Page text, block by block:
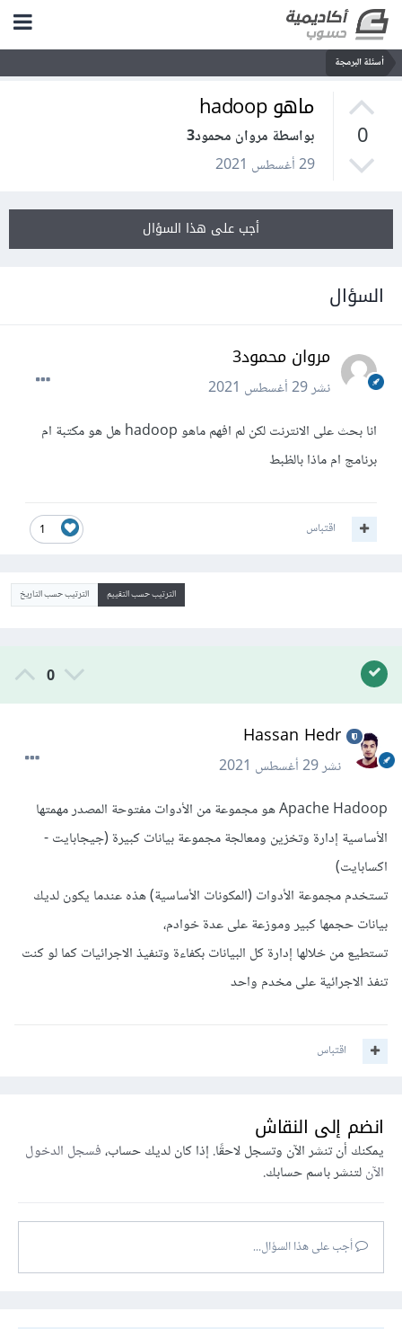
أسئلة البرمجة
0
ماهو hadoop
بواسطة مروان محمود3
29 أغسطس 2021
أجب على هذا السؤال
السؤال
مروان محمود3
نشر29 أغسطس 2021
انا بحث على الانترنت لكن لم افهم ماهو hadoop هل هو مكتبة ام
برنامج ام ماذا بالظبط
1 اقتباس
الترتيب حسب التقييم الترتيب حسب التاريخ
0
Hassan Hedr
نشر29 أغسطس 2021
Apache Hadoop هو مجموعة من الأدوات مفتوحة المصدر مهمتها
الأساسية إدارة وتخزين ومعالجة مجموعة بيانات كبيرة (جيجابايت -
اكسابايت)
تستخدم مجموعة الأدوات (المكونات الأساسية) هذه عندما يكون لديك
بيانات حجمها كبير وموزعة على عدة خوادم،
تستطيع من خلالها إدارة كل البيانات بكفاءة وتنفيذ الاجرائيات كما لو كنت
تنفذ الاجرائية على مخدم واحد
اقتباس
انضم إلى النقاش
يمكنك أن تنشر الآن وتسجل لاحقًا. إذا كان لديك حساب،فسجل الدخول
الآنلتنشر باسم حسابك.
أجب على هذا السؤال...